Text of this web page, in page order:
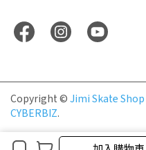
Copyright © Jimi Skate Shop
CYBERBIZ.